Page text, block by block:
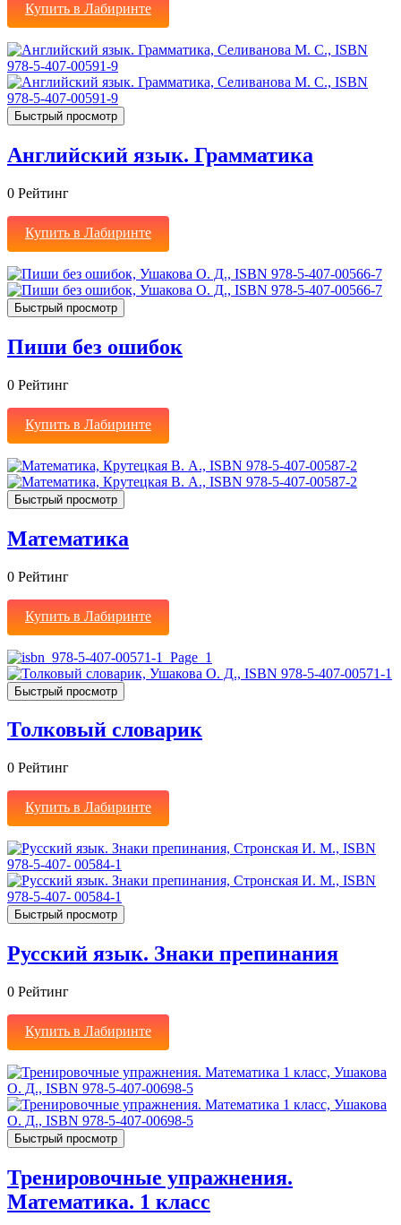
Купить в Лабиринте
Быстрый просмотр
Английский язык. Грамматика
0 Рейтинг
Купить в Лабиринте
Быстрый просмотр
Пиши без ошибок
0 Рейтинг
Купить в Лабиринте
Быстрый просмотр
Математика
0 Рейтинг
Купить в Лабиринте
Быстрый просмотр
Толковый словарик
0 Рейтинг
Купить в Лабиринте
Быстрый просмотр
Русский язык. Знаки препинания
0 Рейтинг
Купить в Лабиринте
Быстрый просмотр
Тренировочные упражнения.
Математика. 1 класс